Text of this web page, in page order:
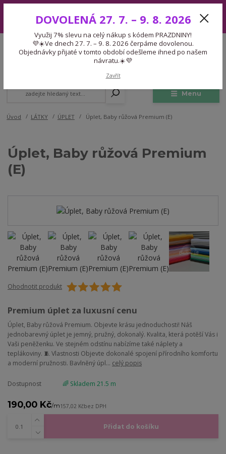
7. – 9. 8. 2026 čerpáme dovolenou. Objednávky přijaté v tomto období
odešleme ihned po našem návratu.☀️💜
Menu
CZK
Expedice 775 866 913
Po-Čt 9-15:30 Pá 9-14:30 Pauza 13-13:45
Úvod LÁTKY ÚPLET Úplet, Baby růžová Premium (E)
Úplet, Baby růžová Premium
(E)
Ohodnotit produkt
Premium úplet za luxusní cenu
Úplet, Baby růžová Premium. Objevte krásu jednoduchosti! Náš
jednobarevný úplet je jemný, pružný, dokonalý. Kvalita, která potěší Vás i
Vaši peněženku. Ve stejném odstínu nabízíme také náplety a
teplákoviny. 🧵 Vlastnosti Objevte dokonalé spojení přírodního komfortu
a moderní pružnosti. Bavlněný úpl... celý popis
Dostupnost 🌈 Skladem 21.5 m
190,00 Kč/m157,02 Kčbez DPH
Přidat do košíku
DOVOLENÁ 27. 7. – 9. 8. 2026
Využij 7% slevu na celý nákup s kódem PRAZDNINY!
💜☀️Ve dnech 27. 7. – 9. 8. 2026 čerpáme dovolenou.
Objednávky přijaté v tomto období odešleme ihned po našem
návratu.☀️💜
Zavřít